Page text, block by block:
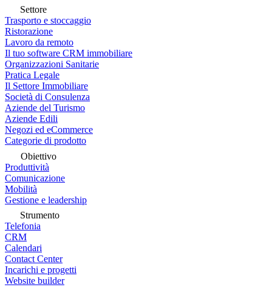
Settore
Trasporto e stoccaggio
Ristorazione
Lavoro da remoto
Il tuo software CRM immobiliare
Organizzazioni Sanitarie
Pratica Legale
Il Settore Immobiliare
Società di Consulenza
Aziende del Turismo
Aziende Edili
Negozi ed eCommerce
Categorie di prodotto
Obiettivo
Produttività
Comunicazione
Mobilità
Gestione e leadership
Strumento
Telefonia
CRM
Calendari
Contact Center
Incarichi e progetti
Website builder